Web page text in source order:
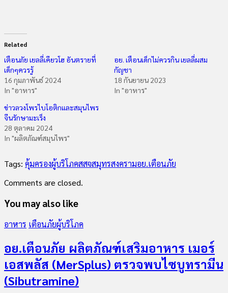
Related
เตือนภัย เยลลี่เคียวโฮ อันตรายที่
เด็กๆควรรู้
16 กุมภาพันธ์ 2024
In "อาหาร"
อย. เตือนเด็กไม่ควรกิน เยลลี่ผสม
กัญชา
18 กันยายน 2023
In "อาหาร"
ข่าวลวงโพรไบโอติกและสมุนไพร
จีนรักษามะเร็ง
28 ตุลาคม 2024
In "ผลิตภัณฑ์สมุนไพร"
Tags: คุ้มครองผู้บริโภคสสจสมุทรสงครามอย.เตือนภัย
Comments are closed.
You may also like
อาหาร เตือนภัยผู้บริโภค
อย.เตือนภัย ผลิตภัณฑ์เสริมอาหาร เมอร์
เอสพลัส (MerSplus) ตรวจพบไซบูทรามีน
(Sibutramine)